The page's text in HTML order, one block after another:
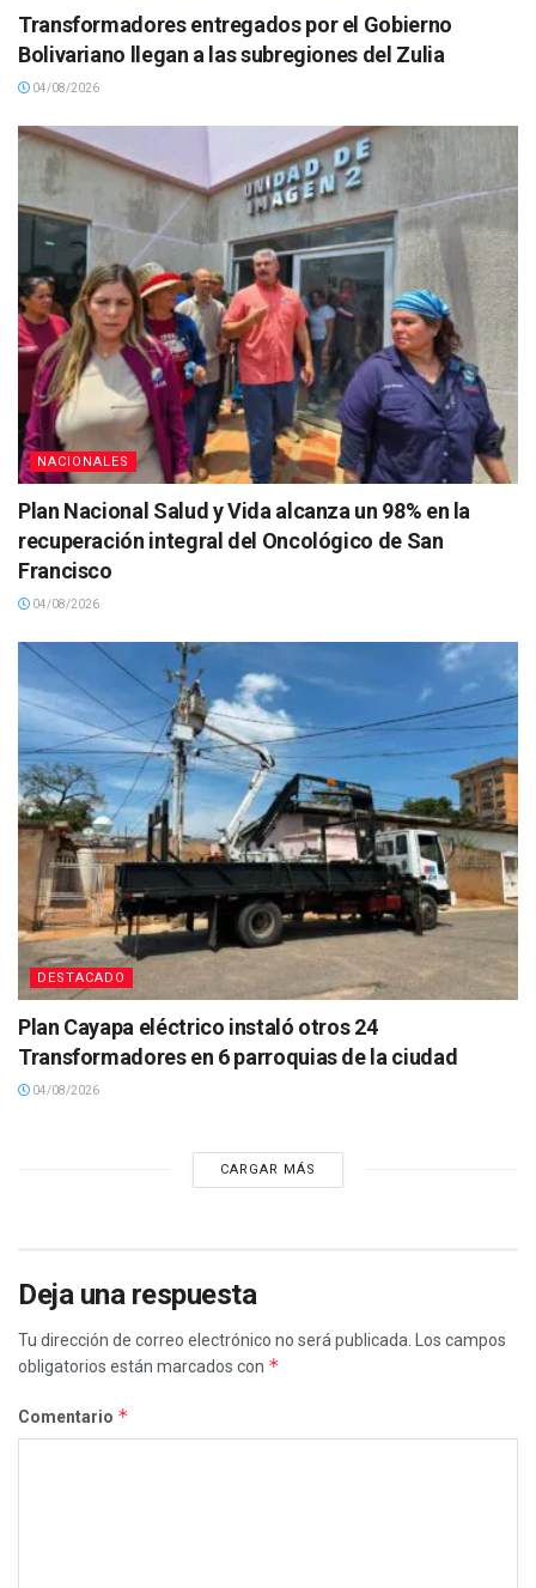
Transformadores entregados por el Gobierno
Bolivariano llegan a las subregiones del Zulia
04/08/2026
NACIONALES
Plan Nacional Salud y Vida alcanza un 98% en la
recuperación integral del Oncológico de San
Francisco
04/08/2026
DESTACADO
Plan Cayapa eléctrico instaló otros 24
Transformadores en 6 parroquias de la ciudad
04/08/2026
CARGAR MÁS
Deja una respuesta
Tu dirección de correo electrónico no será publicada.
Los campos
obligatorios están marcados con *
Comentario *